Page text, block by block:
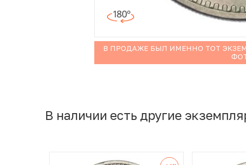
В ПРОДАЖЕ БЫЛ ИМЕННО ТОТ
В наличии есть другие